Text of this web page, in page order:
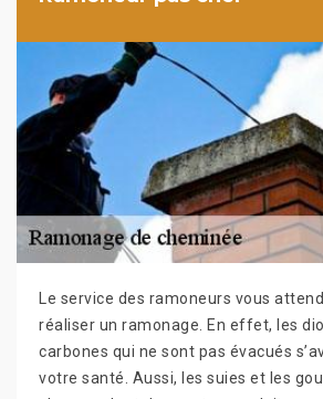
Le service des ramoneurs vous
réaliser un ramonage. En effet, les
carbones qui ne sont pas évacués
votre santé. Aussi, les suies et les